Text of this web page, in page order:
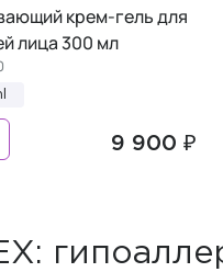
крем-гель для
лица 300 мл
9 900 ₽